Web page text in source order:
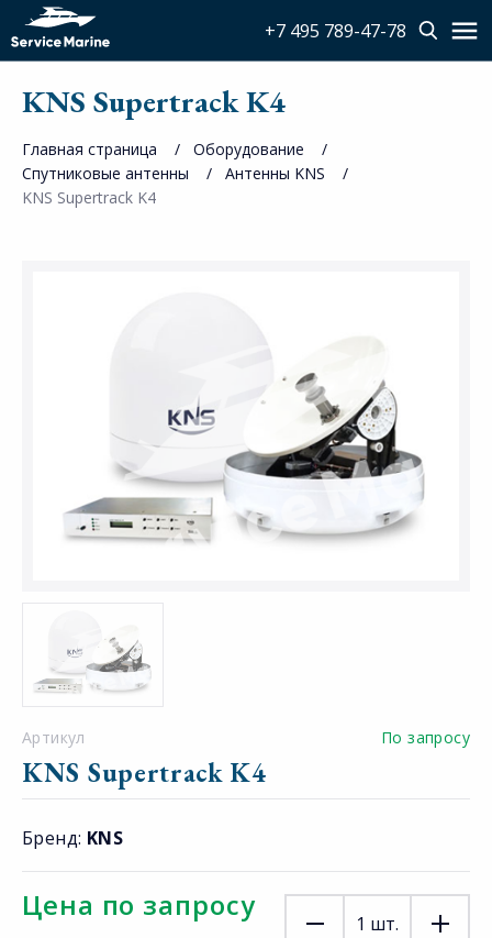
+7 495 789-47-78
KNS Supertrack K4
Главная страница
Оборудование
Спутниковые антенны
Антенны KNS
KNS Supertrack K4
Артикул По запросу
KNS Supertrack K4
Бренд: KNS
Цена по запросу
1 шт.